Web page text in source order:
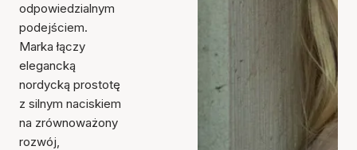
odpowiedzialnym
podejściem.
Marka łączy
elegancką
nordycką prostotę
z silnym naciskiem
na zrównoważony
rozwój,